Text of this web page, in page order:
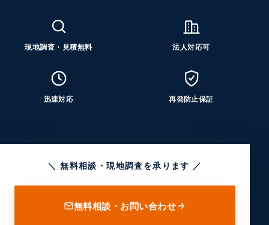
現地調査・見積無料 法人対応可
迅速対応 再発防止保証
＼ 無料相談・現地調査を承ります ／
無料相談・お問い合わせ